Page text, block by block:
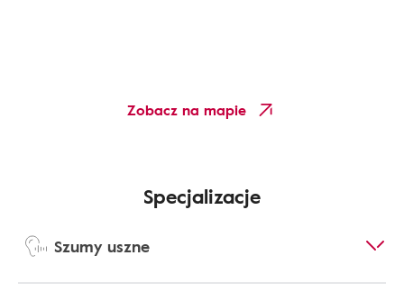
Zobacz na mapie
Specjalizacje
Szumy uszne